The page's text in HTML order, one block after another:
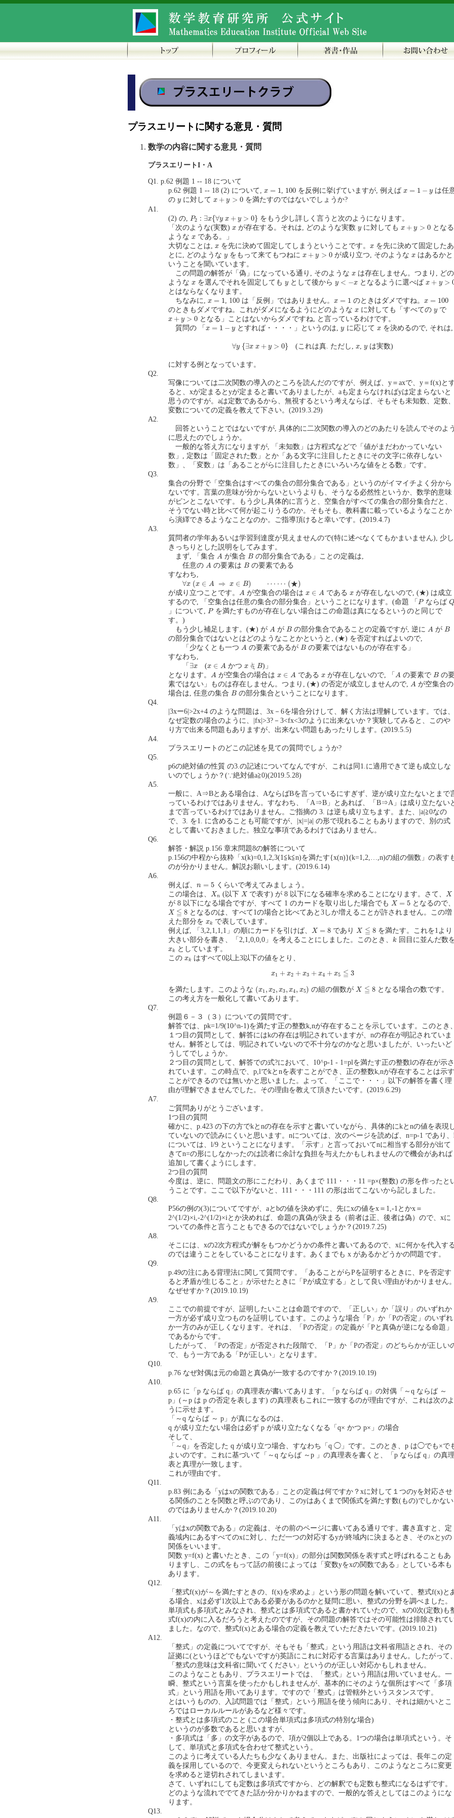
プラスエリートに関する意見・質問
数学の内容に関する意見・質問
プラスエリートI・A
Q1. p.62 例題 1 -- 18 について
p.62 例題 1 -- 18 (2) について, x = 1
x=1 , 100
100 を反例に挙げていますが, 例えば x = 1 − y
x=1−y
は任
の y
y に対してx + y > 0
x+ y >0
を満たすのではないでしょうか?
A1.
(2) の,
P2 : ∃x{∀y x + y > 0}
P2 x ∀y >
をもう少し詳しく言うと次のようになります。
「次のような(実数) x
x が存在する。それは, どのような実数 y
y に対してもx + y > 0
x+ y >0
となる
ような x
x である。」
大切なことは, x
x を先に決めて固定してしまうということです。 x
x を先に決めて固定したあ
とに, どのような y
y をもって来てもつねにx + y > 0
x+y >0 が成り立つ, そのような x
xはあるかと
いうことを聞いています。
この問題の解答が「偽」になっている通り, そのような x
x は存在しません。つまり, どの
ような x
x を選んでそれを固定しても y
y として後からy < −x
y <− となるように選べばx + y >
x+ y >0
とはならなくなります。
ちなみに, x = 1
x= , 100 は「反例」ではありません。 x = 1
x= のときはダメですね。 x = 100
x= 100
のときもダメですね。これがダメになるようにどのような x
x に対しても「すべての y
y で
x + y > 0
x+ y >0
となる」ことはないからダメですね, と言っているわけです。
質問の 「 x = 1 − y
x= −y とすれば・・・・」というのは,y
y に応じて x
xを決めるので, それは,
∀y {∃x x + y > 0}
∀ {∃ y 0} (これは真. ただし,x
x ,y
y は実数)
に対する例となっています。
Q2.
写像については二次関数の導入のところを読んだのですが、例えば、y＝axで、y＝f(x)と
ると、xが定まるとyが定まると書いてありましたが、aも定まらなければyは定まらないと
思うのですが。aは定数であるから、無視するという考えならば、そもそも未知数、定数、
変数についての定義を教えて下さい。(2019.3.29)
A2.
回答ということではないですが, 具体的に二次関数の導入のどのあたりを読んでそのよう
に思えたのでしょうか。
一般的な答え方になりますが, 「未知数」は方程式などで「値がまだわかっていない
数」, 定数は「固定された数」とか「ある文字に注目したときにその文字に依存しない
数」、「変数」は「あることがらに注目したときにいろいろな値をとる数」です。
Q3.
集合の分野で「空集合はすべての集合の部分集合である」というのがイマイチよく分から
ないです。言葉の意味が分からないというよりも、そうなる必然性というか、数学的意味
がピンとこないです。もう少し具体的に言うと、空集合がすべての集合の部分集合だと、
そうでない時と比べて何が起こりうるのか。そもそも、教科書に載っているようなことか
ら演繹できるようなことなのか。ご指導頂けると幸いです。(2019.4.7)
A3.
質問者の学年あるいは学習到達度が見えませんので(特に述べなくてもかまいません), 少し
きっちりとした説明をしてみます。
まず, 「集合 A
A が集合 B
B の部分集合である」ことの定義は,
任意の A
A の要素は B
B の要素である
すなわち,
∀x (x ∈ A ⇒ x ∈ B) ⋯ ⋯ (★)
∀x (x ∈A ⇒ ⋯ ⋯
が成り立つことです。 A
A が空集合の場合は x ∈ A
x∈A である x
x が存在しないので, (★) は成立
するので, 「空集合は任意の集合の部分集合」ということになります。(命題 「 P
Pならば Q
Q
」について, P
Pを満たすものが存在しない場合はこの命題は真になるというのと同じで
す。)
もう少し補足します。(★) が A
A が B
B の部分集合であることの定義ですが, 逆に A
A が B
B
の部分集合ではないとはどのようなことかというと, (★) を否定すればよいので,
「少なくとも一つ A
A の要素であるが B
B の要素ではないものが存在する」
すなわち,
「 ∃x
∃x (x ∈ A
x∈A かつ x ∈
∖ B
∈∖ B)」
となります。 A
A が空集合の場合は x ∈ A
x∈A である x
x が存在しないので, 「 A
A の要素で B
B の
素ではない」ものは存在しません。つまり, (★) の否定が成立しませんので, A
A が空集合の
場合は, 任意の集合 B
B の部分集合ということになります。
Q4.
|3xー6|>2x+4 のような問題は、3x－6を場合分けして、解く方法は理解しています。では、
なぜ定数の場合のように、|fx|>3?－3<fx<3のように出来ないか？実験してみると、このや
り方で出来る問題もありますが、出来ない問題もあったりします。(2019.5.5)
A4.
プラスエリートのどこの記述を見ての質問でしょうか?
Q5.
p6の絶対値の性質 の3.の記述についてなんですが、これは同1.に適用できて逆も成立しな
いのでしょうか？(∵絶対値a≧0)(2019.5.28)
A5.
一般に、A⇒Bとある場合は、AならばBを言っているにすぎず、逆が成り立たないとまで
っているわけではありません。すなわち、「A⇒B」とあれば、「B⇒A」は成り立たない
まで言っているわけではありません。ご指摘の 3. は逆も成り立ちます。また、|a|≧0なの
で、3. を1. に含めることも可能ですが、|x|=|a| の形で現れることもありますので、別の式
として書いておきました。独立な事項であるわけではありません。
Q6.
解答・解説 p.156 章末問題8の解答について
p.156の中程から抜粋「x(k)=0,1,2,3(1≦k≦n)を満たす{x(n)}(k=1,2,…,n)の組の個数」の表す
のが分かりません。解説お願いします。(2019.6.14)
A6.
例えば、 n = 5
n=
くらいで考えてみましょう。
この場合は、 Xn
Xn (以下 X
Xで表す) が 8 以下になる確率を求めることになります。さて、X
X
が 8 以下になる場合ですが、すべて 1 のカードを取り出した場合でも X = 5
X= となるので、
X ≦ 8
X≦8
となるのは、すべて1の場合と比べてあと3しか増えることが許されません。この増
えた部分を xk
xk で表しています。
例えば, 「3,2,1,1,1」の順にカードを引けば、 X = 8
X= でありX ≦ 8
X≦8
を満たす。これを1より
大きい部分を書き、「2,1,0,0,0」を考えることにしました。このとき、 k
k 回目に並んだ数
xk
xk としています。
この xk
xk はすべて0以上3以下の値をとり、
x1 + x2 + x3 + x4 + x5 ≦ 3
1+ 2 +x + x4 x 5≦
を満たします。このような (x1, x2, x3, x4, x5)
( の組の個数がX ≦ 8
X≦8
となる場合の数です。
この考え方を一般化して書いてあります。
Q7.
例題６－３（３）についての質問です。
解答では、pk=1/9(10^n-1)を満たす正の整数k,nが存在することを示しています。このとき、
１つ目の質問として、解答にはkの存在は明記されていますが、nの存在が明記されていま
せん。解答としては、明記されていないので不十分なのかなと思いましたが、いったいど
うしてでしょうか。
２つ目の質問として、解答での式?において、10^p-1 - 1=plを満たす正の整数lの存在が示さ
れています。この時点で、p,lでkとnを表すことができ、正の整数k,nが存在することは示す
ことができるのでは無いかと思いました。よって、「ここで・・・」以下の解答を書く理
由が理解できませんでした。その理由を教えて頂きたいです。(2019.6.29)
A7.
ご質問ありがとうございます。
1つ目の質問
確かに、p.423 の下の方でkとnの存在を示すと書いていながら、具体的にkとnの値を表現
ていないので読みにくいと思います。nについては、次のページを読めば、n=p-1 であり
については、l/9 ということになります。「示す」と言っておいてnに相当する部分が出て
きてn=の形にしなかったのは読者に余計な負担を与えたかもしれませんので機会があれば
追加して書くようにします。
2つ目の質問
今度は、逆に、問題文の形にこだわり、あくまで 111・・・11 =p×(整数) の形を作ったと
うことです。ここで以下がないと、111・・・111 の形は出てこないから記しました。
Q8.
P56の例の(3)についてですが、aとbの値を決めずに、先にxの値をx＝1,-1とかx＝
2^(1/2)×i,-2^(1/2)×iとか決めれば、命題の真偽が決まる（前者は正、後者は偽）ので、xに
ついての条件と言うこともできるのではないでしょうか？(2019.7.25)
A8.
そこには、xの2次方程式が解をもつかどうかの条件と書いてあるので、xに何かを代入する
のでは違うことをしていることになります。あくまでも x があるかどうかの問題です。
Q9.
p.49の注にある背理法に関して質問です。「あることがらPを証明するときに、Pを否定す
ると矛盾が生じること」が示せたときに「Pが成立する」として良い理由がわかりません。
なぜせすか？(2019.10.19)
A9.
ここでの前提ですが、証明したいことは命題ですので、「正しい」か「誤り」のいずれか
一方が必ず成り立つものを証明しています。このような場合「P」か「Pの否定」のいずれ
か一方のみが正しくなります。それは、「Pの否定」の定義が「Pと真偽が逆になる命題」
であるからです。
したがって、「Pの否定」が否定された段階で、「P」か「Pの否定」のどちらかが正しい
で、もう一方である「Pが正しい」となります。
Q10.
p.76 なぜ対偶は元の命題と真偽が一致するのですか？(2019.10.19)
A10.
p.65 に「p ならば q」の真理表が書いてあります。「p ならば q」の対偶「～q ならば ～
p」(～p は p の否定を表します) の真理表もこれに一致するのが理由ですが、これは次のよ
うに示せます。
「～q ならば ～ p」が真になるのは、
q が成り立たない場合は必ず p が成り立たなくなる「q× かつ p×」の場合
そして、
「～q」を否定した q が成り立つ場合、すなわち「q ◯」です。このとき、p は◯でも×で
よいのです。これに基づいて「～q ならば ～p 」の真理表を書くと、「p ならば q」の真理
表と真理が一致します。
これが理由です。
Q11.
p.83 例にある「yはxの関数である」ことの定義は何ですか？xに対して１つのyを対応させ
る関係のことを関数と呼ぶのであり、このyはあくまで関係式を満たす数(もの)でしかない
のではありませんか？(2019.10.20)
A11.
「yはxの関数である」の定義は、その前のページに書いてある通りです。書き直すと、定
義域内にあるすべてのxに対し、ただ一つの対応するyが終域内に決まるとき、そのxとyの
関係をいいます。
関数 y=f(x) と書いたとき、この「y=f(x)」の部分は関数関係を表す式と呼ばれることもあ
りますし、この式をもって話の前後によっては「変数yをxの関数である」としている本も
あります。
Q12.
「整式f(x)が～を満たすときの、f(x)を求めよ」という形の問題を解いていて、整式f(x)と
る場合、xは必ず1次以上である必要があるのかと疑問に思い、整式の分野を調べました。
単項式も多項式とみなされ、整式とは多項式であると書かれていたので、xの0次(定数)も
式f(x)の内に入るだろうと考えたのですが、その問題の解答ではその可能性は排除されて
ました。なので、整式f(x)とある場合の定義を教えていただきたいです。(2019.10.21)
A12.
「整式」の定義についてですが、そもそも「整式」という用語は文科省用語とされ、その
証拠に(というほどでもないですが)英語にこれに対応する言葉はありません。したがって、
「整式の意味は文科省に聞いてください」というのが正しい対応かもしれません。
このようなこともあり、プラスエリートでは、「整式」という用語は用いていません。一
瞬、整式という言葉を使ったかもしれませんが、基本的にそのような個所はすべて「多項
式」という用語を用いてあります。ですので「整式」は管轄外というスタンスです。
とはいうものの、入試問題では「整式」という用語を使う傾向にあり、それは細かいとこ
ろではローカルルールがあるなど様々です。
・整式とは多項式のこと (この場合単項式は多項式の特別な場合)
というのが多数であると思いますが、
・多項式は「多」の文字があるので、項が2個以上である。1つの場合は単項式という。そ
して、単項式と多項式を合わせて整式という。
このように考えている人たちも少なくありません。また、出版社によっては、長年この定
義を採用しているので、今更変えられないというところもあり、このようなところに変更
を求めると逆切れされてしまいます。
さて、いずれにしても定数は多項式ですから、どの解釈でも定数も整式になるはずです。
どのような流れででてきた話か分かりかねますので、一般的な答えとしてはこのようにな
ります。
Q13.